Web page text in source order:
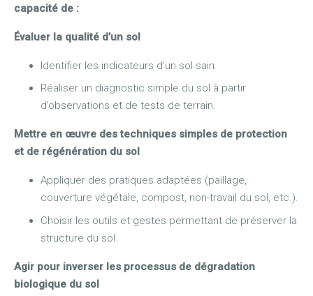
capacité de :
Évaluer la qualité d’un sol
Identifier les indicateurs d’un sol sain.
Réaliser un diagnostic simple du sol à partir
d’observations et de tests de terrain.
Mettre en œuvre des techniques simples de protection
et de régénération du sol
Appliquer des pratiques adaptées (paillage,
couverture végétale, compost, non-travail du sol, etc.).
Choisir les outils et gestes permettant de préserver la
structure du sol.
Agir pour inverser les processus de dégradation
biologique du sol